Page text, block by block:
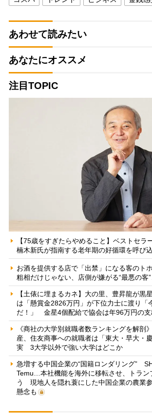
あわせて読みたい
あなたにオススメ
注目TOPIC
【75歳をすぎたらやめること】ベストセラ
楠木新氏が指南する老年期の好循環を呼び
お酒を提供する店で「出禁」になる客の
粗相だけじゃない、店側が嫌がる“最悪の客
【土俵に埋まるカネ】大の里、豊昇龍が黒
は「懸賞金2826万円」が下位力士に渡り「
だ！」 金星4個配給で協会は年96万円の支
《商社の大学別就職者数ランキングを解剖
産、住友商事への就職者は「東大・早大・
実 3大学以外で強い大学はどこか
急増する中国企業の“国籍ロンダリング”
Temu…本社機能を海外に移転させ、トラン
う 現地人を隠れ蓑にした中国企業の農業
懸念も